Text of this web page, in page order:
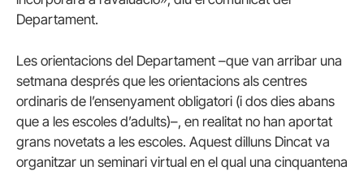
Departament.
Les orientacions del Departament –que van arribar una
setmana després que les orientacions als centres
ordinaris de l’ensenyament obligatori (i dos dies abans
que a les escoles d’adults)–, en realitat no han aportat
grans novetats a les escoles. Aquest dilluns Dincat va
organitzar un seminari virtual en el qual una cinquantena